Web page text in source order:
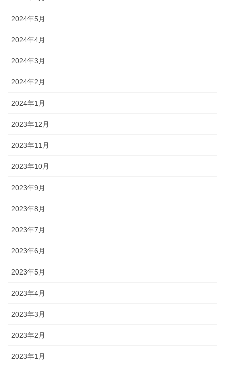
2024年5月
2024年4月
2024年3月
2024年2月
2024年1月
2023年12月
2023年11月
2023年10月
2023年9月
2023年8月
2023年7月
2023年6月
2023年5月
2023年4月
2023年3月
2023年2月
2023年1月